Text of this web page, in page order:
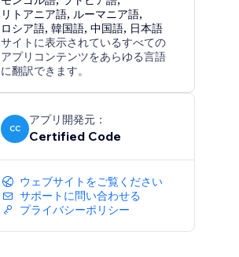
リトアニア語, ルーマニア語,
ロシア語,韓国語,中国語, 日本語
サイトに表示されているすべての
アプリコンテンツをあらゆる言語
に翻訳できます。
CC
アプリ開発元：
Certified Code
ウェブサイトをご覧ください
サポートに問い合わせる
プライバシーポリシー